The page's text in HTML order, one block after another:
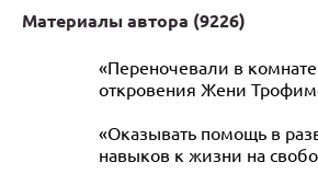
Материалы автора (9226)
«Переночевали в
откровения Жени
«Оказывать помощь в
навыков к жизни на